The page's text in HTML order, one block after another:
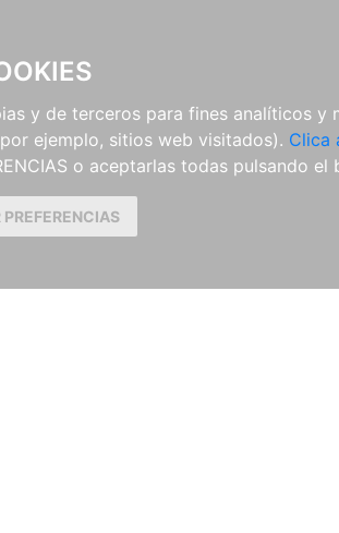
y de terceros para fines analíticos
ejemplo, sitios web visitados). Clica
o aceptarlas todas pulsando el
EDITORIAL E-
Revista de Derecho PrivadoRevista